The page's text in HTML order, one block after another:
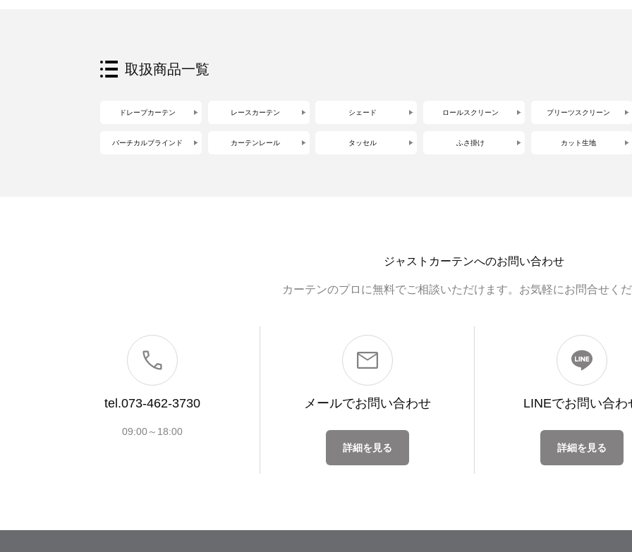
取扱商品一覧
ドレープカーテン レースカーテン シェード ロールスクリーン プリーツスクリーン
バーチカルブラインド カーテンレール タッセル ふさ掛け カット生地
ジャストカーテンへのお問い合わせ
カーテンのプロに無料でご相談いただけます。お気軽にお問合せくだ
tel.073-462-3730
09:00～18:00
メールでお問い合わせ
詳細を見る
LINEでお問い合わ
詳細を見る